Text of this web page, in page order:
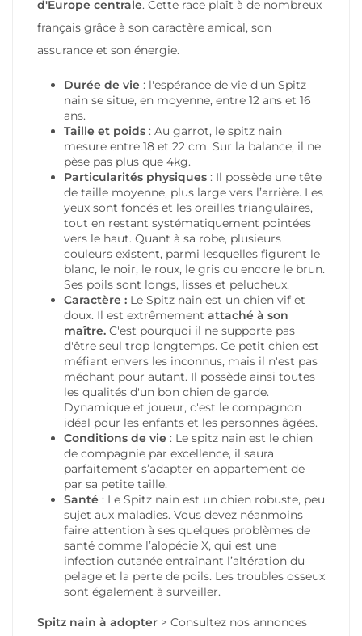
d'Europe centrale. Cette race plaît à de nombreux
français grâce à son caractère amical, son
assurance et son énergie.
Durée de vie : l'espérance de vie d'un Spitz
nain se situe, en moyenne, entre 12 ans et 16
ans.
Taille et poids: Au garrot, le spitz nain
mesure entre 18 et 22 cm. Sur la balance, il ne
pèse pas plus que 4kg.
Particularités physiques: Il possède une tête
de taille moyenne, plus large vers l’arrière. Les
yeux sont foncés et les oreilles triangulaires,
tout en restant systématiquement pointées
vers le haut. Quant à sa robe, plusieurs
couleurs existent, parmi lesquelles figurent le
blanc, le noir, le roux, le gris ou encore le brun.
Ses poils sont longs, lisses et pelucheux.
Caractère :Le Spitz nain est un chien vif et
doux. Il est extrêmement attaché à son
maître.C'est pourquoi il ne supporte pas
d'être seul trop longtemps. Ce petit chien est
méfiant envers les inconnus, mais il n'est pas
méchant pour autant. Il possède ainsi toutes
les qualités d'un bon chien de garde.
Dynamique et joueur, c'est le compagnon
idéal pour les enfants et les personnes âgées.
Conditions de vie : Le spitz nain est le chien
de compagnie par excellence, il saura
parfaitement s’adapter en appartement de
par sa petite taille.
Santé : Le Spitz nain est un chien robuste, peu
sujet aux maladies. Vous devez néanmoins
faire attention à ses quelques problèmes de
santé comme l’alopécie X, qui est une
infection cutanée entraînant l’altération du
pelage et la perte de poils. Les troubles osseux
sont également à surveiller.
Spitz nain à adopter > Consultez nos annonces